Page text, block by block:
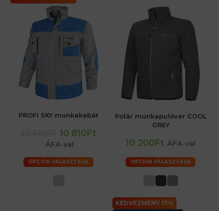
PROFI SKY munkakabát
10 810Ft
ÁFA-val
OPCIÓK VÁLASZTÁSA
Polár munkapulóver COOL
GREY
10 200Ft ÁFA-val
OPCIÓK VÁLASZTÁSA
KEDVEZMÉNY 17%